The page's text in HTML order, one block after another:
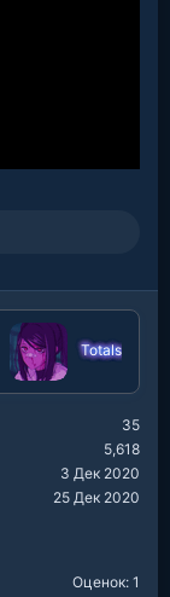
Totals
35
5,618
3 Дек 2020
25 Дек 2020
Оценок: 1